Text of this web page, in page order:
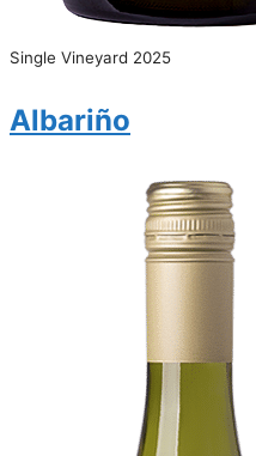
Single Vineyard 2025
Albariño